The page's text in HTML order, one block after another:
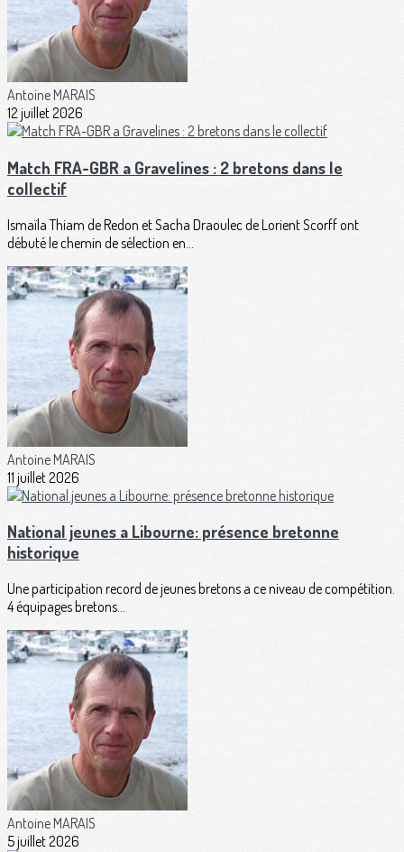
Antoine MARAIS
12 juillet 2026
Match FRA-GBR a Gravelines : 2 bretons dans le
collectif
Ismaïla Thiam de Redon et Sacha Draoulec de Lorient Scorff ont
débuté le chemin de sélection en...
Antoine MARAIS
11 juillet 2026
National jeunes a Libourne: présence bretonne
historique
Une participation record de jeunes bretons a ce niveau de compétition.
4 équipages bretons...
Antoine MARAIS
5 juillet 2026